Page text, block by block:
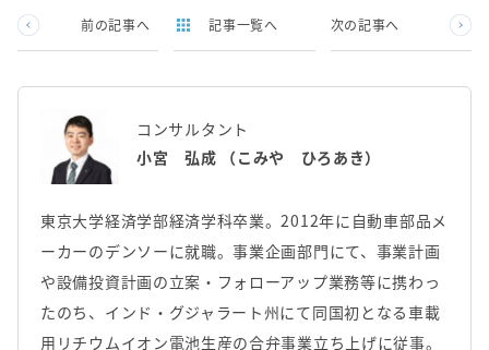
前の記事へ 記事一覧へ 次の記事へ
コンサルタント
小宮 弘成 （こみや ひろあき）
東京大学経済学部経済学科卒業。2012年に自動車部品メ
ーカーのデンソーに就職。事業企画部門にて、事業計画
や設備投資計画の立案・フォローアップ業務等に携わっ
たのち、インド・グジャラート州にて同国初となる車載
用リチウムイオン電池生産の合弁事業立ち上げに従事。